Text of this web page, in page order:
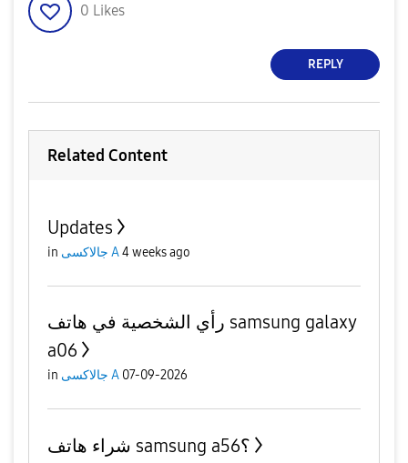
0 Likes
REPLY
Related Content
Updates
in جالاكسى A4 weeks ago
رأي الشخصية في هاتف samsung galaxy
a06
in جالاكسى A 07-09-2026
شراء هاتف samsung a56؟